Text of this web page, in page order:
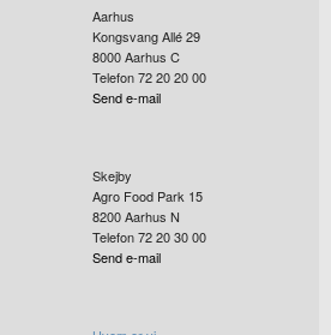
Aarhus
Kongsvang Allé 29
8000Aarhus C
Telefon 72 20 20 00
Send e-mail
Skejby
Agro Food Park 15
8200Aarhus N
Telefon 72 20 30 00
Send e-mail